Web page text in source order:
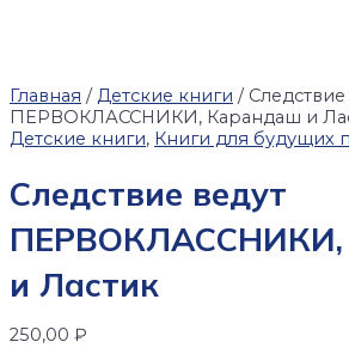
Главная / Детские книги / Следствие
ПЕРВОКЛАССНИКИ, Карандаш и
Детские книги, Книги для будущих
Следствие ведут
ПЕРВОКЛАССНИКИ,
и Ластик
250,00 ₽